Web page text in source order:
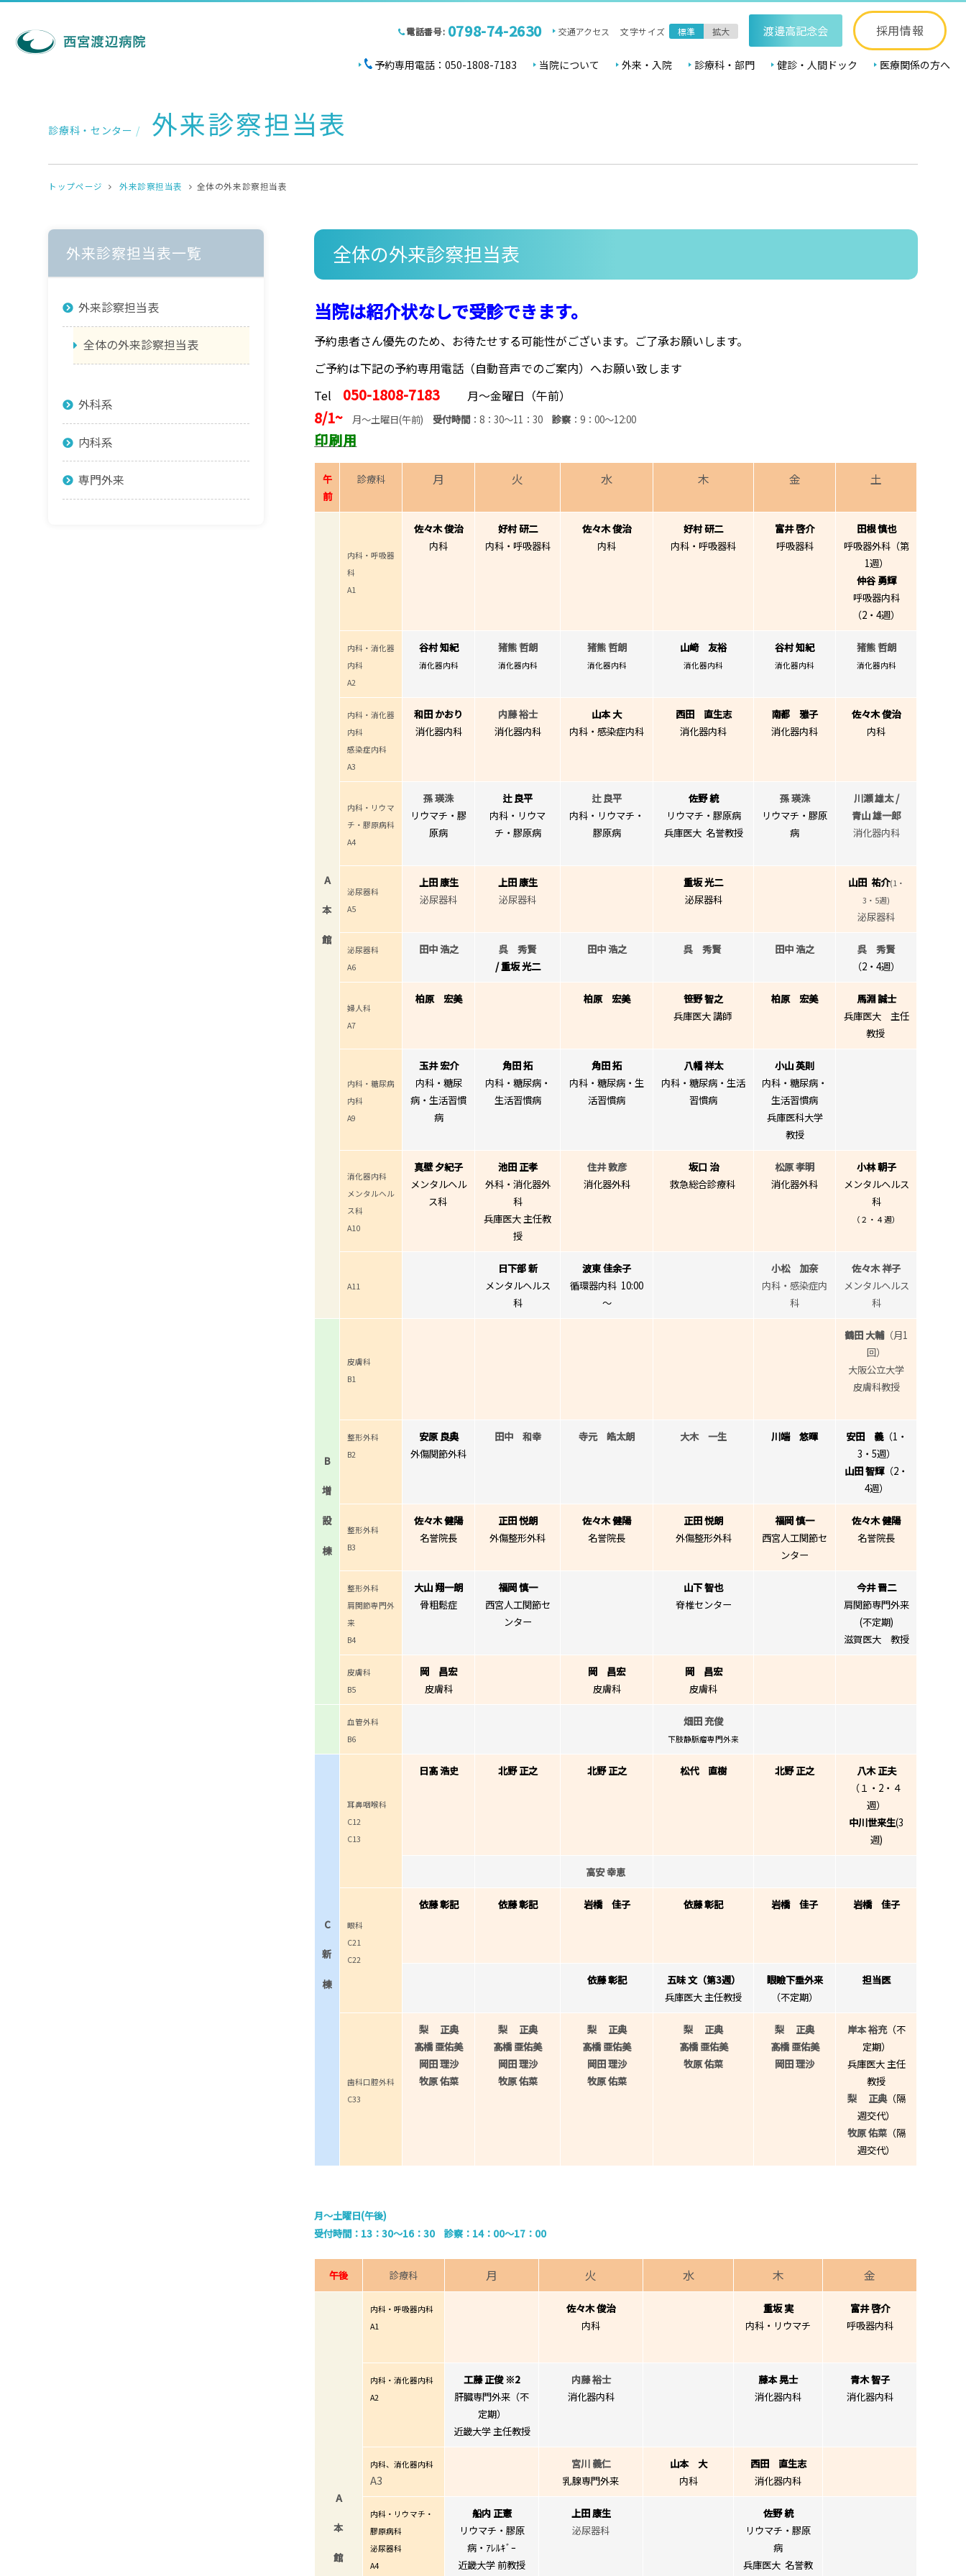
電話番号: 0798-74-2630 交通アクセス 文字サイズ 標準 拡大 渡邊高記念会 採用情報
予約専用電話：050-1808-7183 当院について 外来・入院 診療科・部門 健診・人間ドック 医療関係の方へ
診療科・センター / 外来診察担当表
トップページ 外来診察担当表 全体の外来診察担当表
全体の外来診察担当表
当院は紹介状なしで受診できます。
予約患者さん優先のため、お待たせする可能性がございます。ご了承お願いします。
ご予約は下記の予約専用電話（自動音声でのご案内）へお願い致します
Tel 050-1808-7183 月〜金曜日（午前）
8/1~ 月〜土曜日(午前) 受付時間 ：8：30〜11：30診察：9：00〜12:00
印刷用
午
前
診療科 月 火 水 木 金 土
A
本
館
内科・呼吸器
科
A1
佐々木 俊治
内科
好村 研二
内科・呼吸器科
佐々木 俊治
内科
好村 研二
内科・呼吸器科
富井 啓介
呼吸器科
田根 慎也
呼吸器外科（第
1週）
仲谷 勇輝
呼吸器内科
（2・4週）
内科・消化器
内科
A2
谷村 知紀
消化器内科
猪熊 哲朗
消化器内科
猪熊 哲朗
消化器内科
山﨑 友裕
消化器内科
谷村 知紀
消化器内科
猪熊 哲朗
消化器内科
内科・消化器
内科
感染症内科
A3
和田 かおり
消化器内科
内藤 裕士
消化器内科
山本 大
内科・感染症内科
西田 直生志
消化器内科
南都 雅子
消化器内科
佐々木 俊治
内科
内科・リウマ
チ・膠原病科
A4
孫 瑛洙
リウマチ・膠
原病
辻 良平
内科・リウマ
チ・膠原病
辻 良平
内科・リウマチ・
膠原病
佐野 統
リウマチ・膠原病
兵庫医大 名誉教授
孫 瑛洙
リウマチ・膠原
病
川瀬 雄太 /
青山 雄一郎
消化器内科
泌尿器科
A5
上田 康生
泌尿器科
上田 康生
泌尿器科
重坂 光二
泌尿器科
山田 祐介(1 ・
3・5週)
泌尿器科
泌尿器科
A6
田中 浩之
呉 秀賢
/重坂 光二
田中 浩之 呉 秀賢 田中 浩之
呉 秀賢
（2・4週）
婦人科
A7
柏原 宏美 柏原 宏美
笹野 智之
兵庫医大 講師
柏原 宏美
馬淵 誠士
兵庫医大 主任
教授
内科・糖尿病
内科
A9
玉井 宏介
内科・糖尿
病・生活習慣
病
角田 拓
内科・糖尿病・
生活習慣病
角田 拓
内科・糖尿病・生
活習慣病
八幡 祥太
内科・糖尿病・生活
習慣病
小山 英則
内科・糖尿病・
生活習慣病
兵庫医科大学
教授
消化器内科
メンタルヘル
ス科
A10
真壁 夕紀子
メンタルヘル
ス科
池田 正孝
外科・消化器外
科
兵庫医大 主任教
授
住井 敦彦
消化器外科
坂口 治
救急総合診療科
松原 孝明
消化器外科
小林 朝子
メンタルヘルス
科
（２・４週）
A11
日下部 新
メンタルヘルス
科
波東 佳余子
循環器内科 10:00
～
小松 加奈
内科・感染症内
科
佐々木 祥子
メンタルヘルス
科
B
増
設
棟
皮膚科
B1
鶴田 大輔（月1
回）
大阪公立大学
皮膚科教授
整形外科
B2
安原 良典
外傷関節外科
田中 和幸 寺元 皓太朗 大木 一生 川端 悠暉 安田 義（1・
3・5週）
山田 智輝（2・
4週）
整形外科
B3
佐々木 健陽
名誉院長
正田 悦朗
外傷整形外科
佐々木 健陽
名誉院長
正田 悦朗
外傷整形外科
福岡 慎一
西宮人工関節セ
ンター
佐々木 健陽
名誉院長
整形外科
肩関節専門外
来
B4
大山 翔一朗
骨粗鬆症
福岡 慎一
西宮人工関節セ
ンター
山下 智也
脊椎センター
今井 晋二
肩関節専門外来
(不定期)
滋賀医大 教授
皮膚科
B5
岡 昌宏
皮膚科
岡 昌宏
皮膚科
岡 昌宏
皮膚科
血管外科
B6
畑田 充俊
下肢静脈瘤専門外来
C
新
棟
耳鼻咽喉科
C12
C13
日髙 浩史 北野 正之 北野 正之 松代 直樹 北野 正之
八木 正夫
（１・2・４
週）
中川世来生(3
週)
高安 幸恵
眼科
C21
C22
依藤 彰記 依藤 彰記 岩橋 佳子 依藤 彰記 岩橋 佳子 岩橋 佳子
依藤 彰記
五味 文（第3週）
兵庫医大 主任教授
眼瞼下垂外来
（不定期）
担当医
歯科口腔外科
C33
梨 正典
髙橋 亜佑美
岡田 理沙
牧原 佑菜
梨 正典
髙橋 亜佑美
岡田 理沙
牧原 佑菜
梨 正典
髙橋 亜佑美
岡田 理沙
牧原 佑菜
梨 正典
髙橋 亜佑美
牧原 佑菜
梨 正典
髙橋 亜佑美
岡田 理沙
岸本 裕充（不
定期）
兵庫医大 主任
教授
梨 正典（隔
週交代）
牧原 佑菜（隔
週交代）
月～土曜日(午後)
受付時間：13：30〜16：30診察：14：00〜17：00
午後 診療科 月 火 水 木 金
A
本
館
内科・呼吸器内科
A1
佐々木 俊治
内科
重坂 実
内科・リウマチ
富井 啓介
呼吸器内科
内科・消化器内科
A2
工藤 正俊 ※2
肝臓専門外来（不
定期）
近畿大学 主任教授
内藤 裕士
消化器内科
藤本 晃士
消化器内科
青木 智子
消化器内科
内科、消化器内科
A3
宮川 義仁
乳腺専門外来
山本 大
内科
西田 直生志
消化器内科
内科・リウマチ・
膠原病科
泌尿器科
A4
船内 正憲
リウマチ・膠原
病・ｱﾚﾙｷﾞｰ
近畿大学 前教授
上田 康生
泌尿器科
佐野 統
リウマチ・膠原
病
兵庫医大 名誉教
外来診察担当表一覧
外来診察担当表
全体の外来診察担当表
外科系
内科系
専門外来